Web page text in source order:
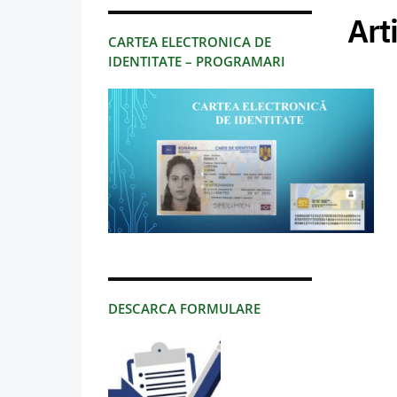
CARTEA ELECTRONICA DE
IDENTITATE – PROGRAMARI
DESCARCA FORMULARE